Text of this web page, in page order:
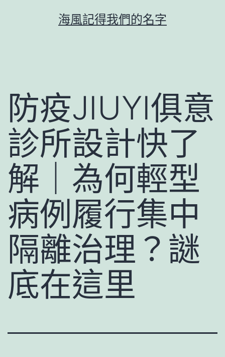
海風記得我們的名字
防疫JIUYI俱意
診所設計快了
解｜為何輕型
病例履行集中
隔離治理？謎
底在這里